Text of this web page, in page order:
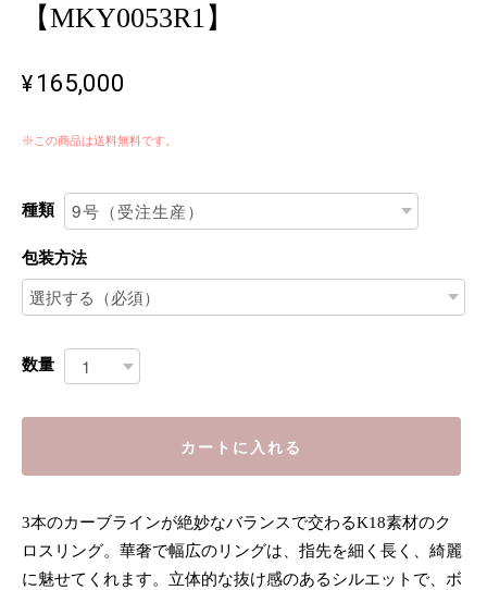
【MKY0053R1】
¥165,000
※この商品は送料無料です。
種類
包装方法
数量
カートに入れる
3本のカーブラインが絶妙なバランスで交わるK18素材のク
ロスリング。華奢で幅広のリングは、指先を細く長く、綺麗
に魅せてくれます。立体的な抜け感のあるシルエットで、ボ